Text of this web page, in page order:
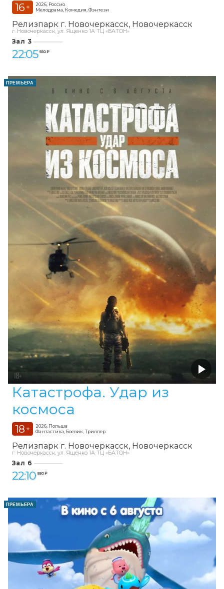
16 +
2026, Россия
Мелодрама, Комедия, Фэнтези
Релизпарк г. Новочеркасск Новочеркасск
г. Новочеркасск, ул. Ященко 1А ТЦ «БАТОН»
Зал 3
22:05 550 ₽
ПРЕМЬЕРА
Катастрофа. Удар из
космоса
18 +
2026, Польша
Фантастика, Боевик, Триллер
Релизпарк г. Новочеркасск Новочеркасск
г. Новочеркасск, ул. Ященко 1А ТЦ «БАТОН»
Зал 6
22:10 550 ₽
ПРЕМЬЕРА